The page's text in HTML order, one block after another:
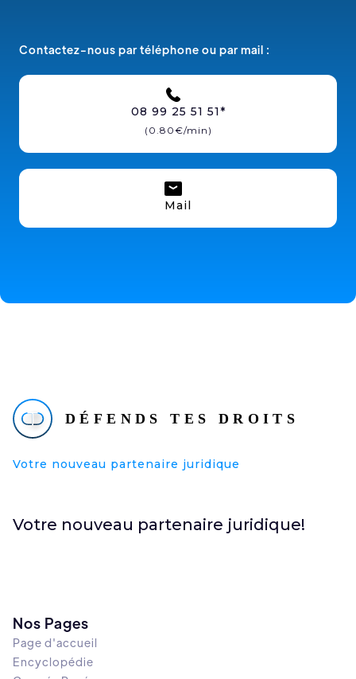
Contactez-nous par téléphone ou par mail :
08 99 25 51 51*
(0.80€/min)
Mail
Votre nouveau partenaire juridique
Votre nouveau partenaire juridique!
Nos Pages
Page d'accueil
Encyclopédie